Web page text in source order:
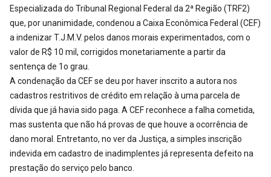
Especializada do Tribunal Regional Federal da 2ª Região (TRF2)
que, por unanimidade, condenou a Caixa Econômica Federal (CEF)
a indenizar T.J.M.V. pelos danos morais experimentados, com o
valor de R$ 10 mil, corrigidos monetariamente a partir da
sentença de 1o grau.
A condenação da CEF se deu por haver inscrito a autora nos
cadastros restritivos de crédito em relação à uma parcela de
dívida que já havia sido paga. A CEF reconhece a falha cometida,
mas sustenta que não há provas de que houve a ocorrência de
dano moral. Entretanto, no ver da Justiça, a simples inscrição
indevida em cadastro de inadimplentes já representa defeito na
prestação do serviço pelo banco.